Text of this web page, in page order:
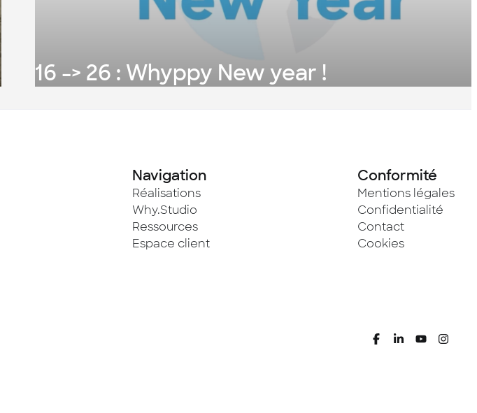
16 -> 26 : Whyppy New year !
Navigation
Réalisations
Why.Studio
Ressources
Espace client
Conformité
Mentions légales
Confidentialité
Contact
Cookies